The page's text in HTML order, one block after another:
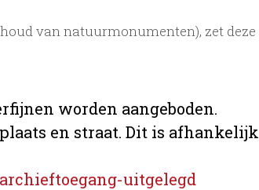
van natuurmonumenten), zet deze
worden aangeboden.
en straat. Dit is afhankelijk
uitgelegd